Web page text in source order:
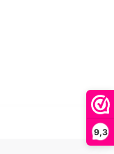
9,3